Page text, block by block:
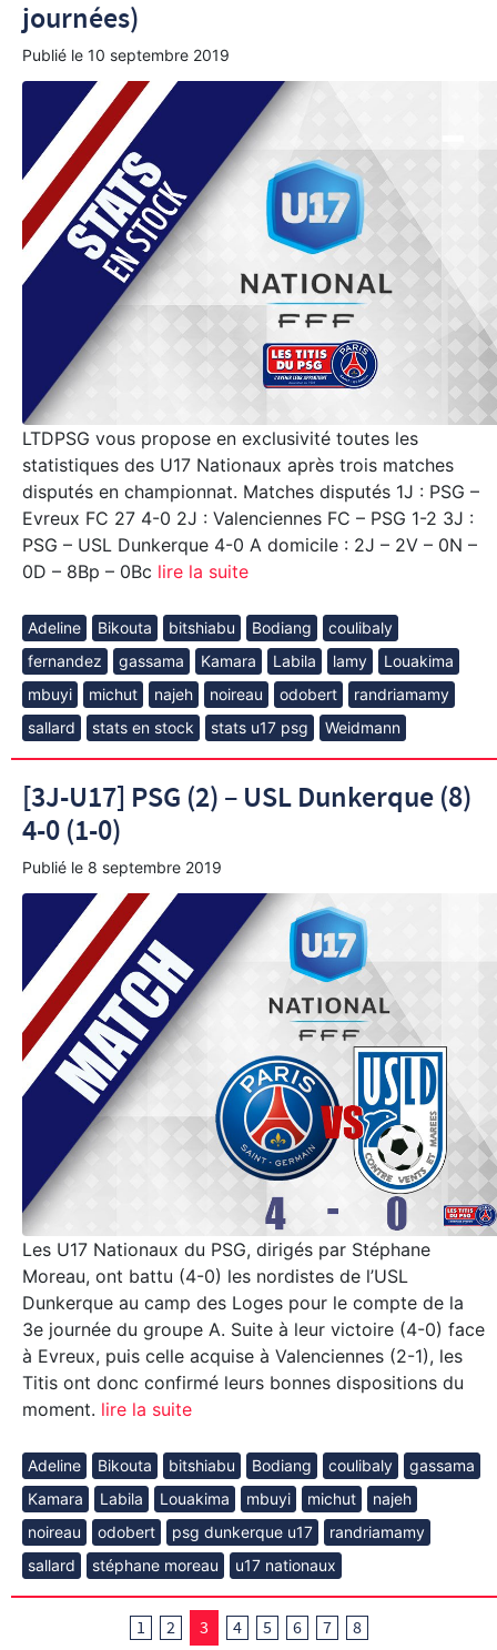
journées)
Publié le 10 septembre 2019
LTDPSG vous propose en exclusivité toutes les
statistiques des U17 Nationaux après trois matches
disputés en championnat. Matches disputés 1J : PSG –
Evreux FC 27 4-0 2J : Valenciennes FC – PSG 1-2 3J :
PSG – USL Dunkerque 4-0 A domicile : 2J – 2V – 0N –
0D – 8Bp – 0Bc lire la suite
Adeline Bikouta bitshiabu Bodiang
coulibaly
fernandez
gassama Kamara Labila lamy
Louakima
mbuyi
michut najeh noireau odobert
randriamamy
sallard
stats en stock stats u17 psg Weidmann
[3J-U17] PSG (2) – USL Dunkerque (8)
4-0 (1-0)
Publié le 8 septembre 2019
Les U17 Nationaux du PSG, dirigés par Stéphane
Moreau, ont battu (4-0) les nordistes de l’USL
Dunkerque au camp des Loges pour le compte de la
3e journée du groupe A. Suite à leur victoire (4-0) face
à Evreux, puis celle acquise à Valenciennes (2-1), les
Titis ont donc confirmé leurs bonnes dispositions du
moment. lire la suite
Adeline Bikouta bitshiabu Bodiang coulibaly
gassama
Kamara
Labila Louakima mbuyi michut
najeh
noireau
odobert psg dunkerque u17
randriamamy
sallard
stéphane moreau u17 nationaux
1 2 3 4 5 6 7 8